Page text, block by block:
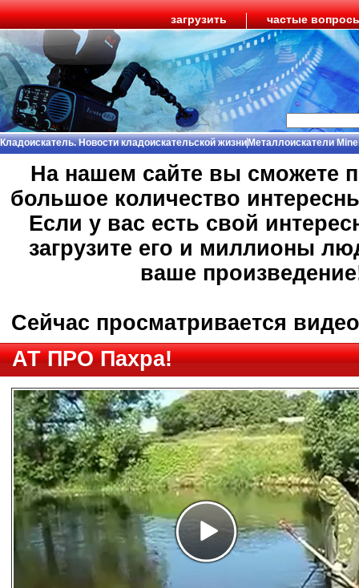
загрузить частые
Кладоискатель. Новости кладоискательской жизниМеталлоискатели
На нашем сайте вы сможете
большое количество
Если у вас есть свой
загрузите его и миллионы
ваше
Сейчас просматривается
АТ ПРО Пахра!